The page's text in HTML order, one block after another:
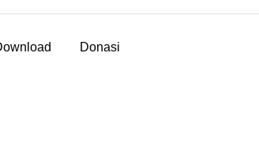
Donasi